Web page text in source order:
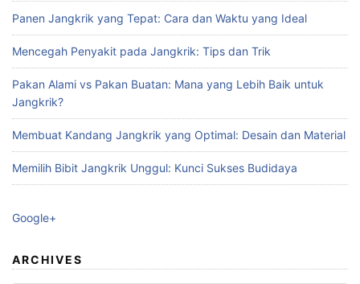
Panen Jangkrik yang Tepat: Cara dan Waktu yang Ideal
Mencegah Penyakit pada Jangkrik: Tips dan Trik
Pakan Alami vs Pakan Buatan: Mana yang Lebih Baik untuk
Jangkrik?
Membuat Kandang Jangkrik yang Optimal: Desain dan Material
Memilih Bibit Jangkrik Unggul: Kunci Sukses Budidaya
Google+
ARCHIVES